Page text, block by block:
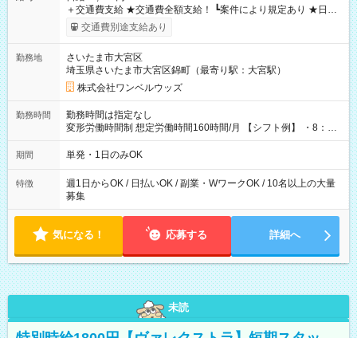
＋交通費支給 ★交通費全額支給！ ┗案件により規定あり ★日払
いOK！（規定あり） ┗働いたその日に現金GET♪ お仕事後はコ
ンビニATMから 日払い分を引き落とせます！ 【試用期間】試
交通費別途支給あり
勤務地
さいたま市大宮区
埼玉県さいたま市大宮区錦町（最寄り駅：大宮駅）
株式会社ワンベルウッズ
勤務時間
勤務時間は指定なし
変形労働時間制 想定労働時間160時間/月 【シフト例】 ・8：00
～21：00
期間 単発・1日のみOK
特徴
週1日からOK / 日払いOK / 副業・WワークOK / 10名以上の大量
募集
気になる！ 応募する 詳細へ
未読